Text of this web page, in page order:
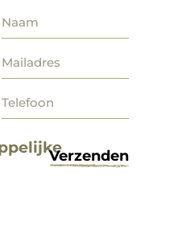
Verzenden